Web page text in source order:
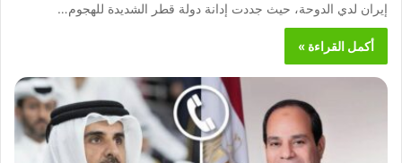
إيران لدي الدوحة، حيث جددت إدانة دولة قطر الشديدة للهجوم…
أكمل القراءة »